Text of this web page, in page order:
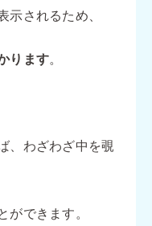
示されるため、
ります。
、わざわざ中を覗
ができます。